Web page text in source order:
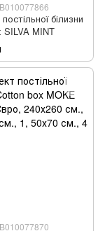
білизни
SILVA MINT